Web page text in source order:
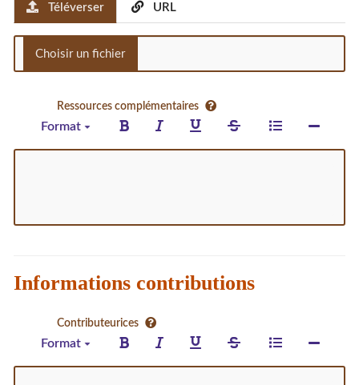
Téléverser URL
Ressources complémentaires
Format
Informations contributions
Contributeurices
Format